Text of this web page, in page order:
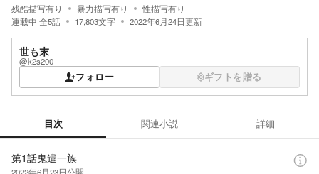
残酷描写有り 暴力描写有り
性描写有り
連載中 全5話 17,803文字 2022年6月24日更新
世も末
@k2s200
フォロー ギフトを贈る
目次 関連小説 詳細
第1話鬼遣一族
2022年6月23日公開